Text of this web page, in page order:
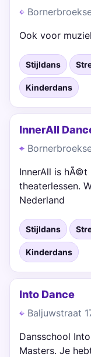
Ook voor
Stijldans
Kinderdans
InnerAll
InnerAll is hÃ©t
theaterlessen.
Nederland
Stijldans
Kinderdans
Into Dance
Baljuwstraat
Dansschool
Masters. Je